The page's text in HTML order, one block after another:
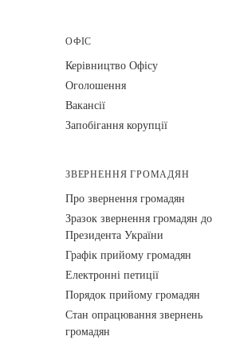
ОФІС
Керівництво Офісу
Оголошення
Вакансії
Запобігання корупції
ЗВЕРНЕННЯ ГРОМАДЯН
Про звернення громадян
Зразок звернення громадян до
Президента України
Графік прийому громадян
Електронні петиції
Порядок прийому громадян
Стан опрацювання звернень
громадян